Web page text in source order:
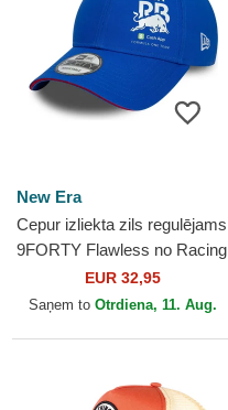
New Era
Cepur izliekta zils regulējams
9FORTY Flawless no Racing
Bulls F1 Team Formula 1 no
New Era
EUR 32,95
Saņem to Otrdiena, 11. Aug.